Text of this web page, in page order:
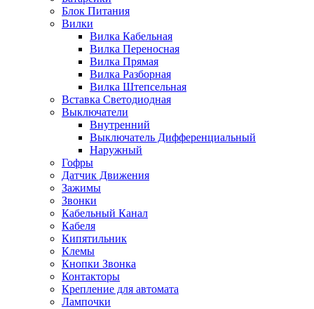
Блок Питания
Вилки
Вилка Кабельная
Вилка Переносная
Вилка Прямая
Вилка Разборная
Вилка Штепсельная
Вставка Светодиодная
Выключатели
Внутренний
Выключатель Дифференциальный
Наружный
Гофры
Датчик Движения
Зажимы
Звонки
Кабельный Канал
Кабеля
Кипятильник
Клемы
Кнопки Звонка
Контакторы
Крепление для автомата
Лампочки